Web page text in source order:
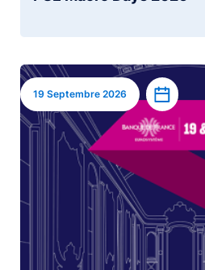
Image
19 Septembre 2026